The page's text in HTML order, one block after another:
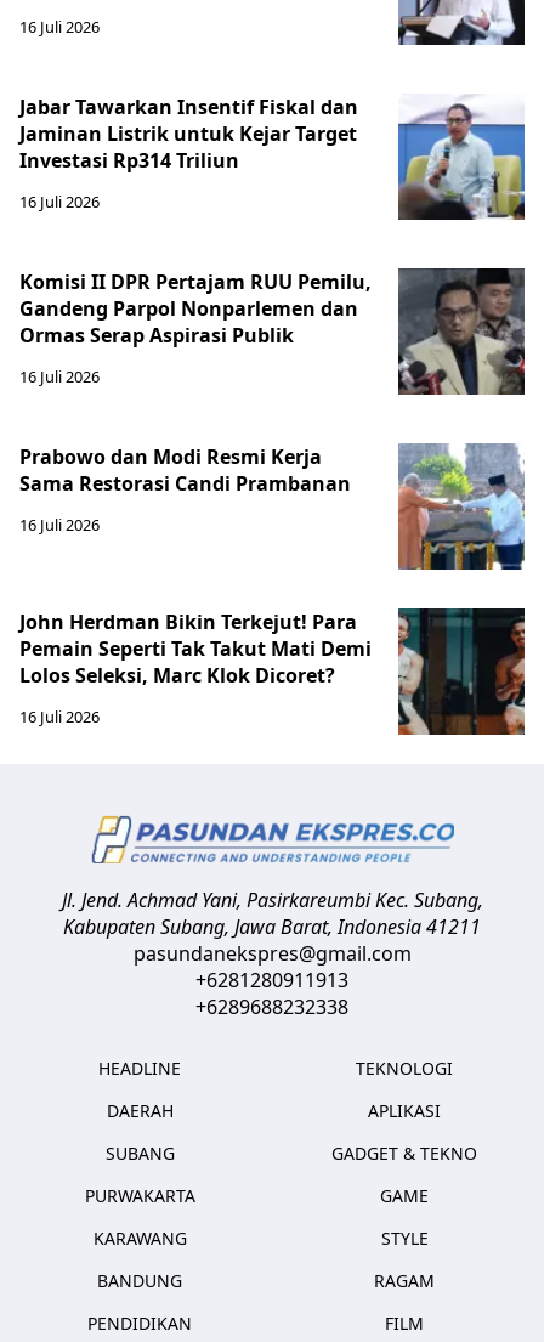
16 Juli 2026
Jabar Tawarkan Insentif Fiskal dan
Jaminan Listrik untuk Kejar Target
Investasi Rp314 Triliun
16 Juli 2026
Komisi II DPR Pertajam RUU Pemilu,
Gandeng Parpol Nonparlemen dan
Ormas Serap Aspirasi Publik
16 Juli 2026
Prabowo dan Modi Resmi Kerja
Sama Restorasi Candi Prambanan
16 Juli 2026
John Herdman Bikin Terkejut! Para
Pemain Seperti Tak Takut Mati Demi
Lolos Seleksi, Marc Klok Dicoret?
16 Juli 2026
Jl. Jend. Achmad Yani, Pasirkareumbi Kec. Subang,
Kabupaten Subang, Jawa Barat,Indonesia41211
pasundanekspres@gmail.com
+6281280911913
+6289688232338
HEADLINE
DAERAH
SUBANG
PURWAKARTA
KARAWANG
BANDUNG
PENDIDIKAN
TEKNOLOGI
APLIKASI
GADGET & TEKNO
GAME
STYLE
RAGAM
FILM